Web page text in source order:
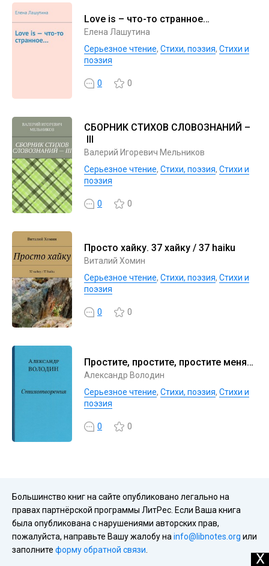
Love is – что-то странное…
Елена Лашутина
Серьезное чтение, Cтихи, поэзия, Стихи и
поэзия
0 0
СБОРНИК СТИХОВ СЛОВОЗНАНИЙ –
III
Валерий Игоревич Мельников
Серьезное чтение, Cтихи, поэзия, Стихи и
поэзия
0 0
Просто хайку. 37 хайку / 37 haiku
Виталий Хомин
Серьезное чтение, Cтихи, поэзия, Стихи и
поэзия
0 0
Простите, простите, простите меня…
Александр Володин
Серьезное чтение, Cтихи, поэзия, Стихи и
поэзия
0 0
Большинство книг на сайте опубликовано легально на
правах партнёрской программы ЛитРес. Если Ваша книга
была опубликована с нарушениями авторских прав,
пожалуйста, направьте Вашу жалобу на info@libnotes.org или
заполните форму обратной связи
X